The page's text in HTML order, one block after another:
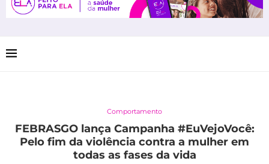
Comportamento
FEBRASGO lança Campanha #EuVejoVocê:
Pelo fim da violência contra a mulher em
todas as fases da vida